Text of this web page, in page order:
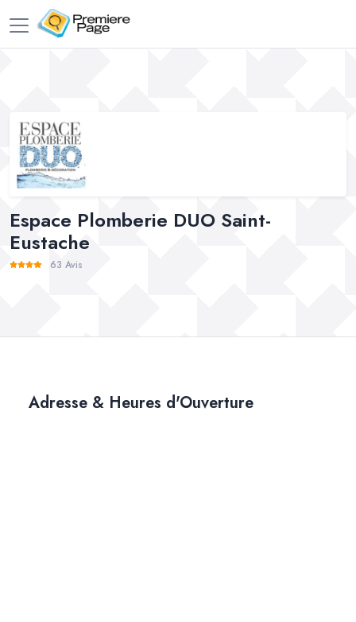
Espace Plomberie DUO Saint-
Eustache
63 Avis
Adresse & Heures d'Ouverture